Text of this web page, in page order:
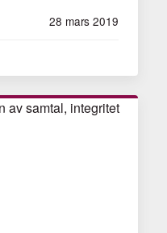
28 mars 2019